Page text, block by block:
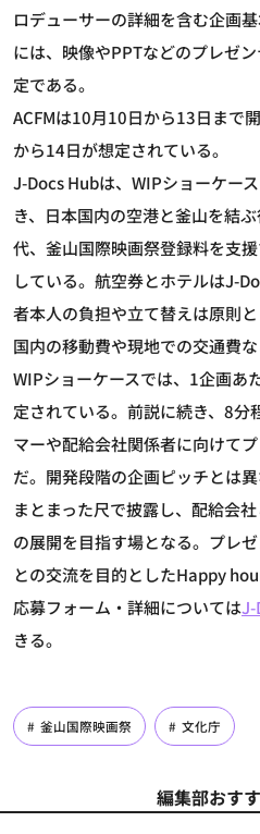
ロデューサーの詳細を含む企画
には、映像やPPTなどのプレゼ
定である。
ACFMは10月10日から13日まで
から14日が想定されている。
J-Docs Hubは、WIPショーケー
き、日本国内の空港と釜山を結
代、釜山国際映画祭登録料を支
している。航空券とホテルはJ-
者本人の負担や立て替えは原則
国内の移動費や現地での交通費
WIPショーケースでは、1企画あ
定されている。前説に続き、8分
マーや配給会社関係者に向けて
だ。開発段階の企画ピッチとは
まとまった尺で披露し、配給会
の展開を目指す場となる。プレ
との交流を目的としたHappy
応募フォーム・詳細についてはJ-
きる。
釜山国際映画祭 文化庁
編集部おす